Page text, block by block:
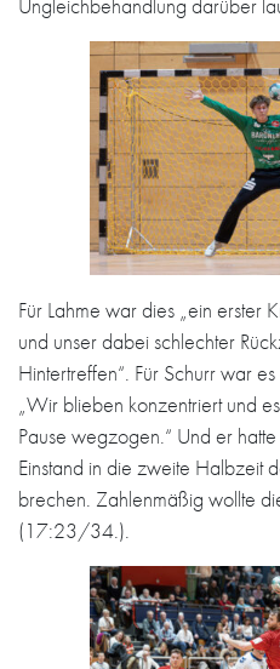
Für Lahme war dies „ein erster
und unser dabei schlechter
Hintertreffen“. Für Schurr war
„Wir blieben konzentriert und
Pause wegzogen.“ Und er
Einstand in die zweite Halbzeit
brechen. Zahlenmäßig wollte
(17:23/34.).